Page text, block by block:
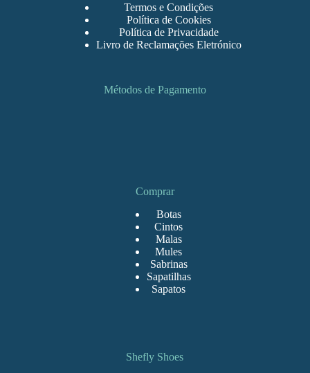
Termos e Condições
Política de Cookies
Política de Privacidade
Livro de Reclamações Eletrónico
Métodos de Pagamento
Comprar
Botas
Cintos
Malas
Mules
Sabrinas
Sapatilhas
Sapatos
Shefly Shoes